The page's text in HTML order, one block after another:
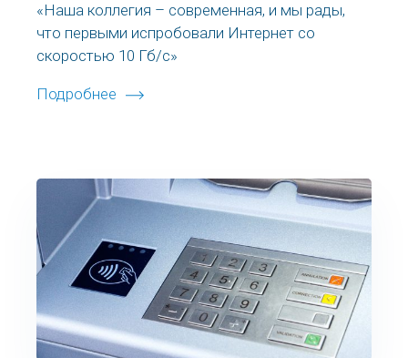
«Наша коллегия – современная, и мы рады,
что первыми испробовали Интернет со
скоростью 10 Гб/с»
Подробнее